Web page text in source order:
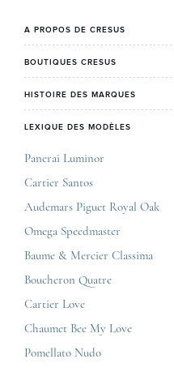
A PROPOS DE CRESUS
L'Histoire de Cresus
Notre expertise
On parle de nous
Carrières
Conditions générales de vente
Mentions légales
Politique de confidentialité
Plan du site
Nous contacter
BOUTIQUES CRESUS
Lyon
Corner Maty Nantes
Corner Maty Strasbourg
Corner Maty Toulouse
Corner Maty Besançon Kennedy
HISTOIRE DES MARQUES
Rolex
LEXIQUE DES MODÈLES
Panerai Luminor
Cartier Santos
Audemars Piguet Royal Oak
Omega Speedmaster
Baume & Mercier Classima
Boucheron Quatre
Cartier Love
Chaumet Bee My Love
Pomellato Nudo